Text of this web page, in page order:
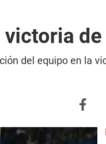
de
del equipo en la